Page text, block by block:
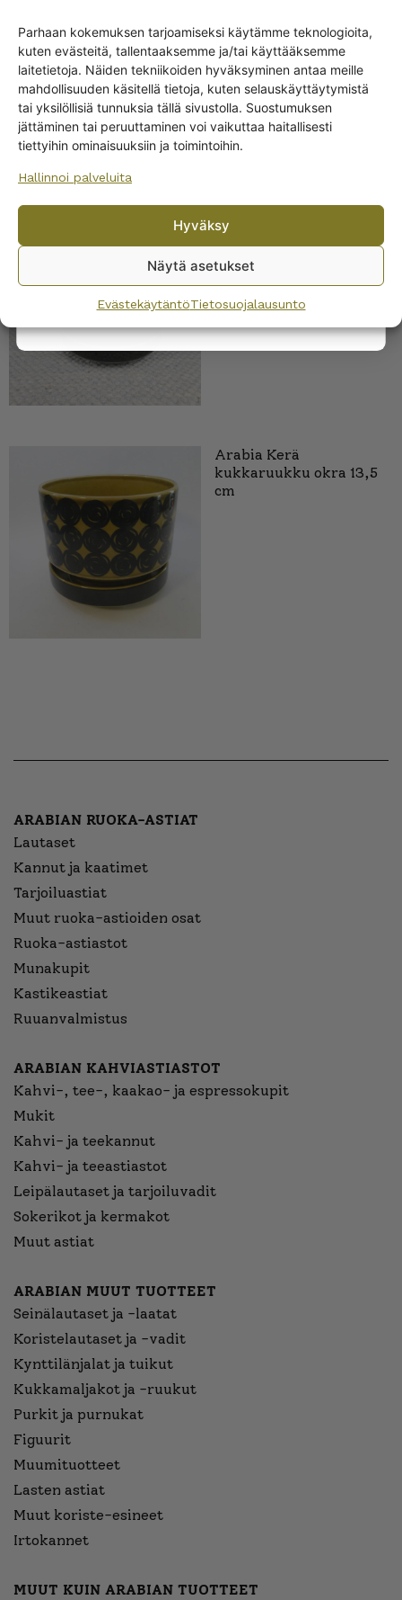
Parhaan kokemuksen tarjoamiseksi käytämme teknologioita,
kuten evästeitä, tallentaaksemme ja/tai käyttääksemme
laitetietoja. Näiden tekniikoiden hyväksyminen antaa meille
mahdollisuuden käsitellä tietoja, kuten selauskäyttäytymistä
tai yksilöllisiä tunnuksia tällä sivustolla. Suostumuksen
jättäminen tai peruuttaminen voi vaikuttaa haitallisesti
tiettyihin ominaisuuksiin ja toimintoihin.
Hallinnoi palveluita
Hyväksy
Näytä asetukset
EvästekäytäntöTietosuojalausunto
Arabia Kerä
cm
Arabia Kerä
kukkaruukku okra 13,5
cm
ARABIAN RUOKA-ASTIAT
Lautaset
Kannut ja kaatimet
Tarjoiluastiat
Muut ruoka-astioiden osat
Ruoka-astiastot
Munakupit
Kastikeastiat
Ruuanvalmistus
ARABIAN KAHVIASTIASTOT
Kahvi-, tee-, kaakao- ja espressokupit
Mukit
Kahvi- ja teekannut
Kahvi- ja teeastiastot
Leipälautaset ja tarjoiluvadit
Sokerikot ja kermakot
Muut astiat
ARABIAN MUUT TUOTTEET
Seinälautaset ja -laatat
Koristelautaset ja -vadit
Kynttilänjalat ja tuikut
Kukkamaljakot ja -ruukut
Purkit ja purnukat
Figuurit
Muumituotteet
Lasten astiat
Muut koriste-esineet
Irtokannet
MUUT KUIN ARABIAN TUOTTEET
Get -5%
off?
Yes! I want the discount
By subscribing to the newsletter, you consent to receiving messages from
privacy policy.